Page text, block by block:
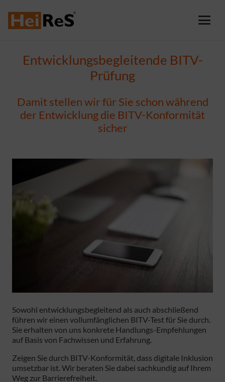
Entwicklungsbegleitende BITV-
Prüfung
Damit stellen wir für Sie schon während
der Entwicklung die BITV-Konformität
sicher
Sowohl entwicklungsbegleitend als auch abschließend
führen wir einen vollumfänglichen BITV-Test für Sie durch.
Sie erhalten von uns konkrete Handlungs-Empfehlungen
auf Basis von Fachwissen und Erfahrung.
Zeigen Sie durch BITV-Konformität, dass digitale Inklusion
umsetzbar ist. Wir beraten Sie dabei sachkundig auf Ihrem
Weg zur Barrierefreiheit.